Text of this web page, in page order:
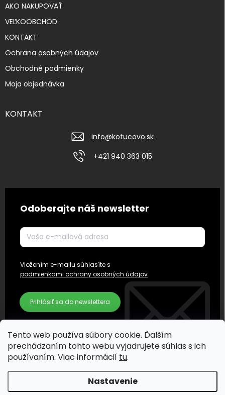
Tento web používa súbory cookie. Ďalším
prechádzaním tohto webu vyjadrujete súhlas s ich
používaním. Viac informácií tu.
Nastavenie
AKO NAKUPOVAŤ
VEĽKOOBCHOD
KONTAKT
Ochrana osobných údajov
Obchodné podmienky
Moja objednávka
KONTAKT
info@kotucovo.sk
+421 940 363 015
Odoberajte náš newsletter
Vložením e-mailu súhlasíte s
podmienkami ochrany osobných údajov
Prihlásiť sa do newslettera